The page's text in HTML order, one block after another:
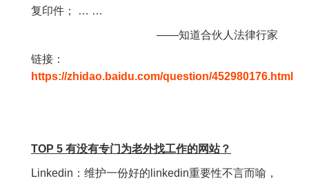
复印件； … …
——知道合伙人法律行家
链接：
https://zhidao.baidu.com/question/452980176.html
TOP 5 有没有专门为老外找工作的网站？
Linkedin：维护一份好的linkedin重要性不言而喻，